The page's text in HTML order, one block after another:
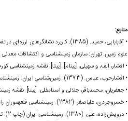
منابع:
• آقابابایی، حمید. (1385). کاربرد
علوم زمین. تهران: سازمان زمین‏شناسی و اکتشافات
• افشار، الف، و سهیلی، [بی‏نام]. [بی‏تا]. نقشه زمین‏شناسی کورخود. [نقشه]. (مقیاس
• افشارحرب، عباس. (1373). زمين‌شناسي ايران: زمین‏شناسی کپه‌داغ. تهران: سازمان زمین‏شناسی كشور.
• جعفریان، محمدباقر، جلالی و استامفلی. [بی‏تا]. نقشه زمین‏شناسی خوش‏ییلاق. [نقشه]. (مقیاس
• خسروجردی، علی‏اصغر. (1382). زمین‏شناسی قلعه‏موران رامیان در استان گلستان. پایان‏نامه کارشناسی ارشد چاپ نشده. تهران: سازمان زمین‏شناسی ایران.
• درویش‌زاده، علی. (1380). زمین‏شناسی ایران (چاپ 2). تهران: امیرکبیر، و ندا.